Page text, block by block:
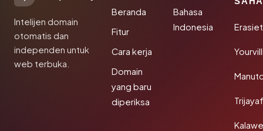
Intelijen domain
otomatis dan
independen untuk
web terbuka.
Beranda
Fitur
Cara kerja
Domain
yang baru
diperiksa
Bahasa
Indonesia